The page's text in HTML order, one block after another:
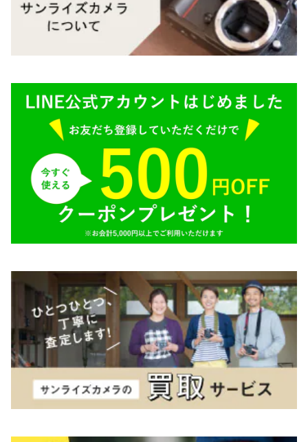
M645,二眼レフ
Plaubel（プラウベル）
SONY（ソニー）
SIGMA（シグマ）
Tokina（トキナー）
TAMRON（タムロン）
K&F（ケーアンドエフ）
その他
R（ライカ）
AR（コニカ）
O（その他）